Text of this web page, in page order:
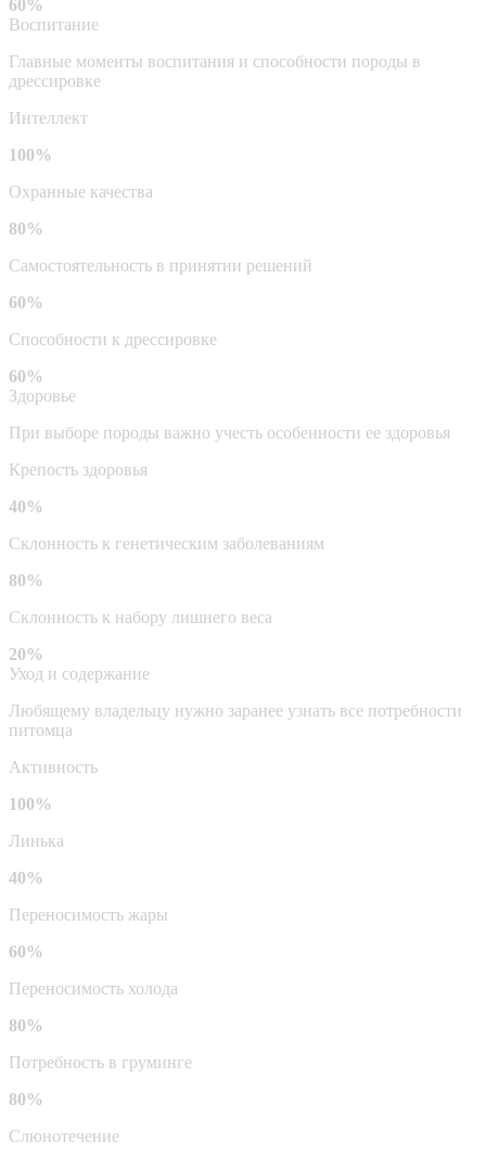
60%
Воспитание
Главные моменты воспитания и способности породы в
дрессировке
Интеллект
100%
Охранные качества
80%
Самостоятельность в принятии решений
60%
Способности к дрессировке
60%
Здоровье
При выборе породы важно учесть особенности ее здоровья
Крепость здоровья
40%
Склонность к генетическим заболеваниям
80%
Склонность к набору лишнего веса
20%
Уход и содержание
Любящему владельцу нужно заранее узнать все потребности
питомца
Активность
100%
Линька
40%
Переносимость жары
60%
Переносимость холода
80%
Потребность в груминге
80%
Слюнотечение